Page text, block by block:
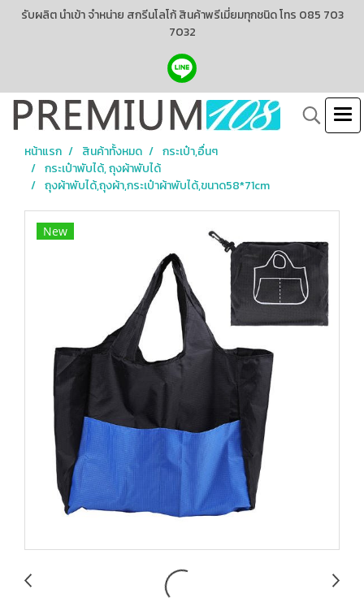
รับผลิต นำเข้า จำหน่าย สกรีนโลโก้ สินค้าพรีเมี่ยมทุกชนิด โทร 085 703
7032
หน้าแรก สินค้าทั้งหมด
กระเป๋า,อื่นๆ
กระเป๋าพับได้, ถุงผ้าพับได้
ถุงผ้าพับได้,ถุงผ้า,กระเป๋าผ้าพับได้,ขนาด58*71cm
New